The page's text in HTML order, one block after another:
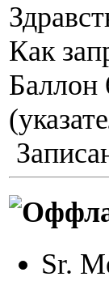
Как
Баллон
Sr.